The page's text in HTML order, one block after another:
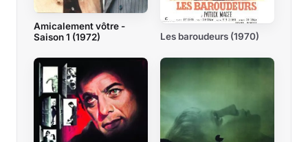
Amicalement vôtre -
Saison 1 (1972)
Les baroudeurs (1970)